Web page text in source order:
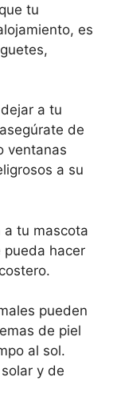
tu
es
a tu
de
ventanas
a su
a tu mascota
pueda hacer
pueden
de piel
al sol.
y de